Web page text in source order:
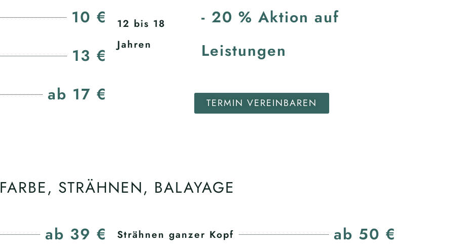
10 €
13 €
ab 17 €
12 bis 18
Jahren
- 20 % Aktion auf
Leistungen
TERMIN VEREINBAREN
FARBE, STRÄHNEN, BALAYAGE
ab 39 € Strähnen ganzer Kopf ab 50 €